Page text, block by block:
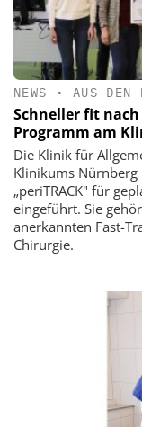
NEWS • AUS DEN
Schneller fit nach
Programm am
Die Klinik für
Klinikums Nürnberg
„periTRACK" für
eingeführt. Sie
anerkannten Fast-
Chirurgie.